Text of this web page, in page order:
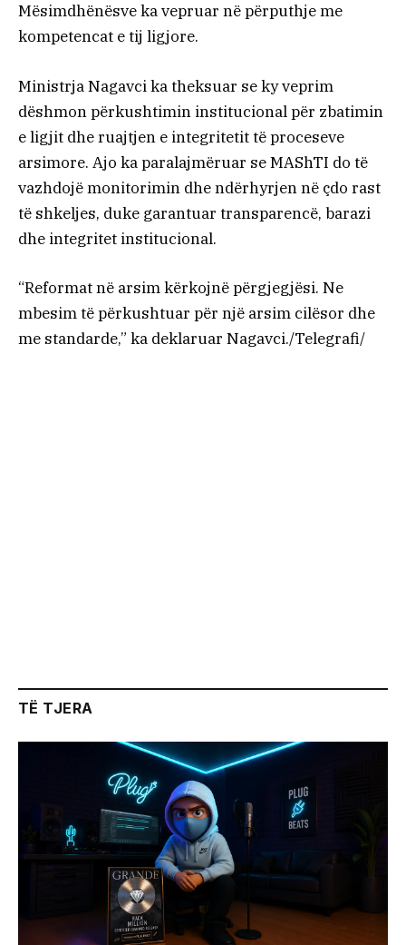
Mësimdhënësve ka vepruar në përputhje me
kompetencat e tij ligjore.
Ministrja Nagavci ka theksuar se ky veprim
dëshmon përkushtimin institucional për zbatimin
e ligjit dhe ruajtjen e integritetit të proceseve
arsimore. Ajo ka paralajmëruar se MAShTI do të
vazhdojë monitorimin dhe ndërhyrjen në çdo rast
të shkeljes, duke garantuar transparencë, barazi
dhe integritet institucional.
“Reformat në arsim kërkojnë përgjegjësi. Ne
mbesim të përkushtuar për një arsim cilësor dhe
me standarde,” ka deklaruar Nagavci./Telegrafi/
TË TJERA